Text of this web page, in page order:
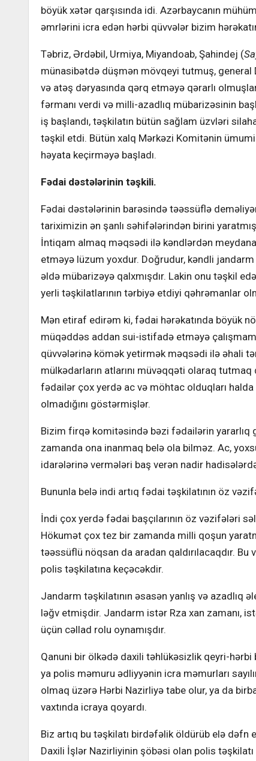
böyük xətər qarşısında idi. Azərbaycanın
əmrlərini icra edən hərbi qüvvələr bizim
Təbriz, Ərdəbil, Urmiya, Miyandoab, Şahindej (
münasibətdə düşmən mövqeyi tutmuş,
və atəş dəryasında qərq etməyə qərarlı
fərmanı verdi və milli-azadlıq mübarizəsinin
iş başlandı, təşkilatın bütün sağlam üzvləri
təşkil etdi. Bütün xalq Mərkəzi Komitənin ümumi
həyata keçirməyə başladı.
Fədai dəstələrinin təşkili.
Fədai dəstələrinin barəsində təəssüflə
tariximizin ən şanlı səhifələrindən birini
İntiqam almaq məqsədi ilə kəndlərdən
etməyə lüzum yoxdur. Doğrudur, kəndli
əldə mübarizəyə qalxmışdır. Lakin onu təşkil
yerli təşkilatlarının tərbiyə etdiyi qəhrəmanlar
Mən etiraf edirəm ki, fədai hərəkatında böyük
müqəddəs addan sui-istifadə etməyə
qüvvələrinə kömək yetirmək məqsədi ilə əhali
mülkədarların atlarını müvəqqəti olaraq
fədailər çox yerdə ac və möhtac olduqları halda
olmadığını göstərmişlər.
Bizim firqə komitəsində bəzi fədailərin yararlıq
zamanda ona inanmaq belə ola bilməz. Ac,
idarələrinə vermələri baş verən nadir
Bununla belə indi artıq fədai təşkilatının öz
İndi çox yerdə fədai başçılarının öz vəzifələri
Hökumət çox tez bir zamanda milli qoşun
təəssüflü nöqsan da aradan qaldırılacaqdır.
polis təşkilatına keçəcəkdir.
Jandarm təşkilatının əsasən yanlış və
ləğv etmişdir. Jandarm istər Rza xan zamanı,
üçün cəllad rolu oynamışdır.
Qanuni bir ölkədə daxili təhlükəsizlik qeyri-
ya polis məmuru ədliyyənin icra məmurları
olmaq üzərə Hərbi Nazirliyə tabe olur, ya da
vaxtında icraya qoyardı.
Biz artıq bu təşkilatı birdəfəlik öldürüb elə dəfn
Daxili İşlər Nazirliyinin şöbəsi olan polis